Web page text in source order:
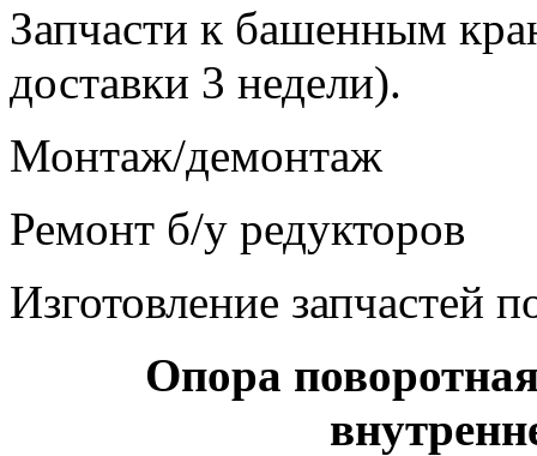
Запчасти к башенным
доставки 3 недели).
Монтаж/демонтаж
Ремонт б/у редукторов
Изготовление запчастей
Опора